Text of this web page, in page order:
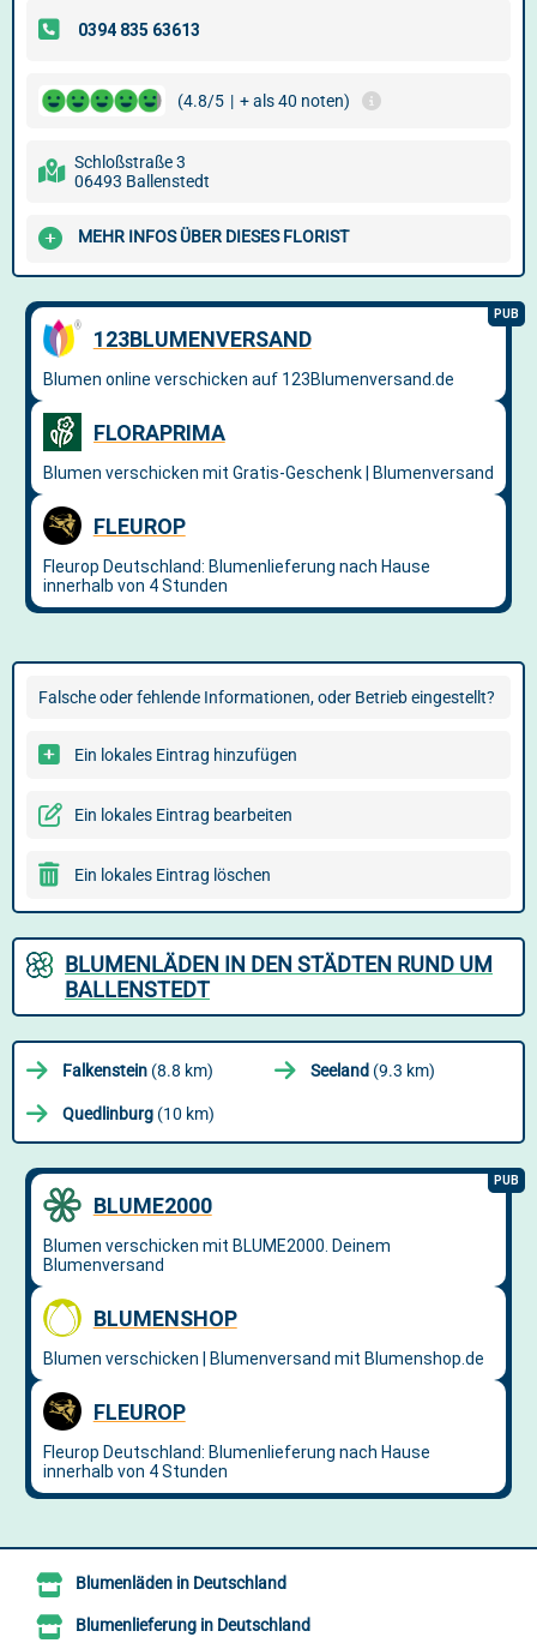
(4.8/5 | + als 40 noten)
Schloßstraße 3
06493 Ballenstedt
MEHR INFOS ÜBER DIESES FLORIST
Falsche oder fehlende Informationen, oder Betrieb eingestellt?
Ein lokales Eintrag hinzufügen
Ein lokales Eintrag bearbeiten
Ein lokales Eintrag löschen
BLUMENLÄDEN IN DEN STÄDTEN RUND UM
BALLENSTEDT
Falkenstein (8.8 km) Seeland (9.3 km)
Quedlinburg (10 km)
Blumenläden in Deutschland
Blumenlieferung in Deutschland